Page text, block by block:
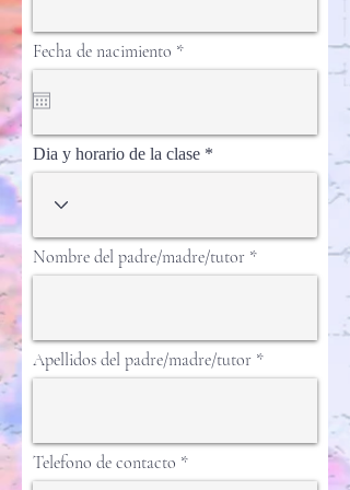
Fecha de nacimiento *r
e
r
e
d
Dia y horario de la clase
Nombre del padre/madre/tutor
Apellidos del padre/madre/tutor
Telefono de contacto